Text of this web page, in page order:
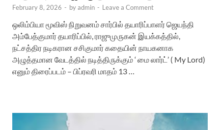
February 8, 2026 - byadmin - Leave a Comment
ஒலிம்பியா மூவிஸ் நிறுவனம் சார்பில் தயாரிப்பாளர் ஜெயந்தி
அம்பேத்குமார் தயாரிப்பில், ராஜுமுருகன் இயக்கத்தில்,
நட்சத்திர நடிகரான சசிகுமார் கதையின் நாயகனாக
அழுத்தமான வேடத்தில் நடித்திருக்கும் ‘ மை லார்ட்’ ( My Lord)
எனும் திரைப்படம் – பிப்ரவரி மாதம் 13 …